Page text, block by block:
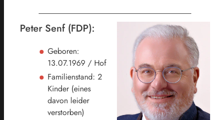
Peter Senf (FDP):
Geboren:
13.07.1969 / Hof
Familienstand: 2
Kinder (eines
davon leider
verstorben)